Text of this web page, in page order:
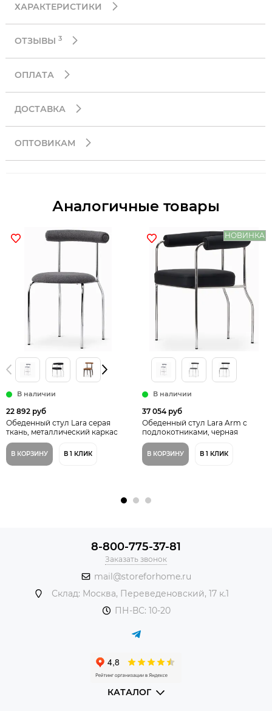
ХАРАКТЕРИСТИКИ
ОТЗЫВЫ 3
ОПЛАТА
ДОСТАВКА
ОПТОВИКАМ
Аналогичные товары
В наличии
22 892 руб
Обеденный стул Lara серая
ткань, металлический каркас
В КОРЗИНУ В 1 КЛИК
НОВИНКА
В наличии
37 054 руб
Обеденный стул Lara Arm с
подлокотниками, черная
экокожа, металлический каркас
В КОРЗИНУ В 1 КЛИК
8-800-775-37-81
Заказать звонок
mail@storeforhome.ru
Склад: Москва, Переведеновский, 17 к.1
ПН-ВС: 10-20
КАТАЛОГ